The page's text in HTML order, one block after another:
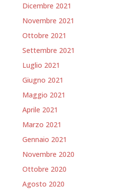
Dicembre 2021
Novembre 2021
Ottobre 2021
Settembre 2021
Luglio 2021
Giugno 2021
Maggio 2021
Aprile 2021
Marzo 2021
Gennaio 2021
Novembre 2020
Ottobre 2020
Agosto 2020